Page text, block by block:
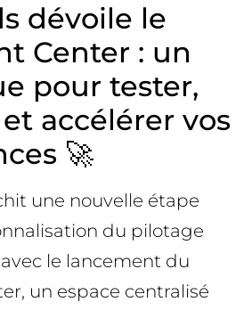
dévoile le
Center : un
pour tester,
accélérer vos
🚀
une nouvelle étape
du pilotage
le lancement du
un espace centralisé